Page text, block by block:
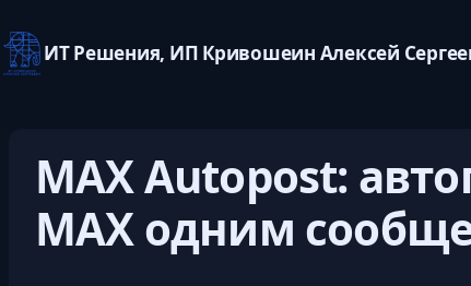
содержимому
ИТ Решения, ИП Кривошеин Алексей
MAX Autopost:
MAX одним